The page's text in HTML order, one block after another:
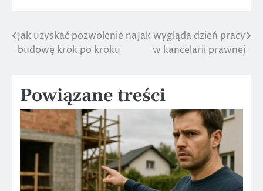
Nawigacja
wpisu
Jak uzyskać pozwolenie na
budowę krok po kroku
Jak wygląda dzień pracy
w kancelarii prawnej
Powiązane treści